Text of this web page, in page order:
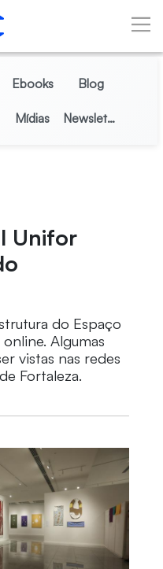
Ebooks Blog
Mídias Newsletter
Unifor
do Espaço
Algumas
vistas nas redes
Fortaleza.